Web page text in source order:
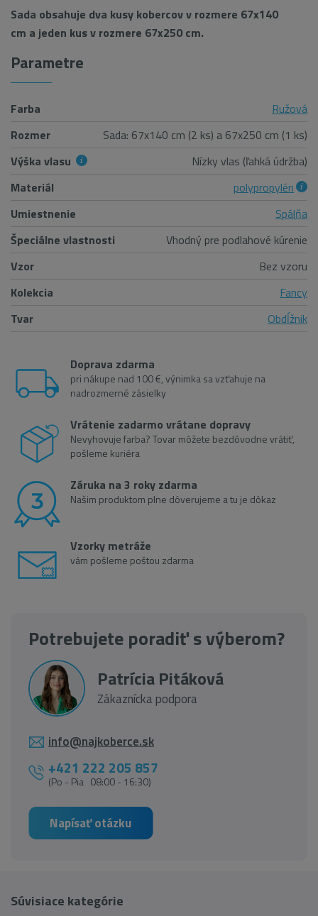
Sada obsahuje dva kusy kobercov v rozmere 67x140
cm a jeden kus v rozmere 67x250 cm.
Parametre
Farba
Ružová
Rozmer
Sada: 67x140 cm (2 ks) a 67x250 cm (1 ks)
Výška vlasu
Nízky vlas (ľahká údržba)
Materiál
polypropylén
Umiestnenie
Spálňa
Špeciálne vlastnosti
Vhodný pre podlahové kúrenie
Vzor
Bez vzoru
Kolekcia
Fancy
Tvar
Obdĺžnik
Doprava zdarma
pri nákupe nad 100 €, výnimka sa vzťahuje na
nadrozmerné zásielky
Vrátenie zadarmo vrátane dopravy
Nevyhovuje farba? Tovar môžete bezdôvodne vrátiť,
pošleme kuriéra
Záruka na 3 roky zdarma
Našim produktom plne dôverujeme a tu je dôkaz
Vzorky metráže
vám pošleme poštou zdarma
Potrebujete poradiť s výberom?
Patrícia Pitáková
Zákaznícka podpora
info@najkoberce.sk
+421 222 205 857
(Po - Pia 08:00 - 16:30)
Napísať otázku
Súvisiace kategórie